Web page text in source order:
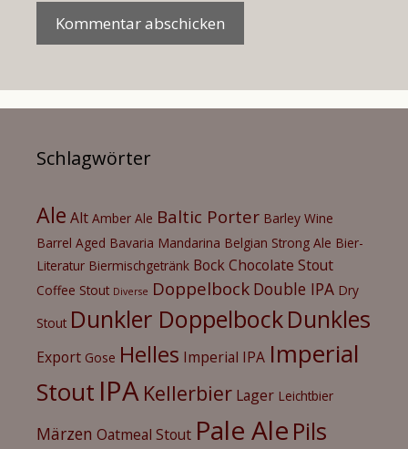
Schlagwörter
Ale Alt Amber Ale Baltic Porter Barley Wine
Barrel Aged Bavaria Mandarina Belgian Strong Ale Bier-
Literatur Biermischgetränk BockChocolate Stout
Coffee Stout Diverse Doppelbock Double IPA Dry
Stout Dunkler DoppelbockDunkles
Export Gose Helles Imperial IPA Imperial
Stout IPA Kellerbier Lager Leichtbier
Märzen Oatmeal Stout Pale Ale Pils